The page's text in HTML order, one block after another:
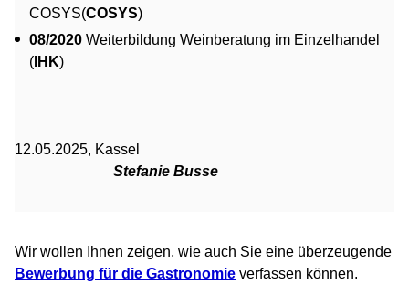
COSYS(COSYS)
08/2020 Weiterbildung Weinberatung im Einzelhandel
( IHK)
12.05.2025, Kassel
Stefanie Busse
Wir wollen Ihnen zeigen, wie auch Sie eine überzeugende
Bewerbung für die Gastronomie verfassen können.